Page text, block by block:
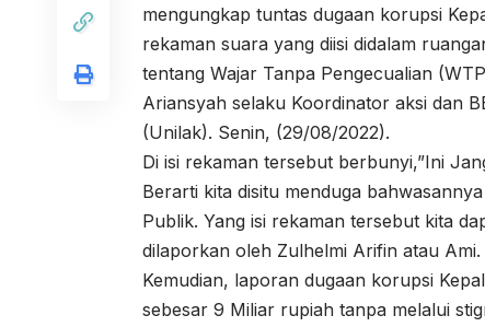
mengungkap tuntas dugaan korupsi
rekaman suara yang diisi didalam
tentang Wajar Tanpa Pengecualian
Ariansyah selaku Koordinator aksi dan
(Unilak). Senin, (29/08/2022).
Di isi rekaman tersebut berbunyi,”Ini
Berarti kita disitu menduga
Publik. Yang isi rekaman tersebut kita
dilaporkan oleh Zulhelmi Arifin atau
Kemudian, laporan dugaan korupsi
sebesar 9 Miliar rupiah tanpa melalui